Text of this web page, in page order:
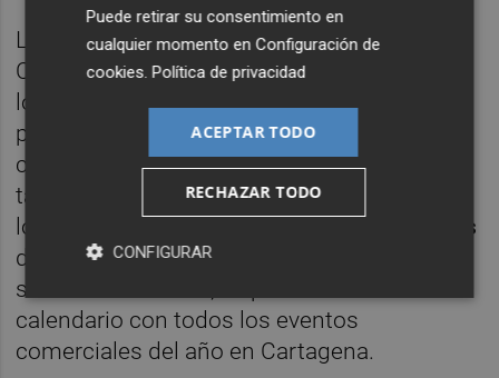
La marca ‘Comcéntrico Área Comercial de
Cartagena’ tiene unaguía fotográfica
los locales asociados a la misma, que se
puede consultar en la nueva página web
comerciocartagena.com. En esta dirección,
también se podrá obtenerinformación
los más de
300 establecimientos asociados
de todo el municipio – dirección, web, redes
sociales -. Además, se publicará un
calendario con todos los eventos
comerciales del año en Cartagena.
Puede retirar su consentimiento en
cualquier momento enConfiguración de
cookies.Política de privacidad
ACEPTAR TODO
RECHAZAR TODO
CONFIGURAR